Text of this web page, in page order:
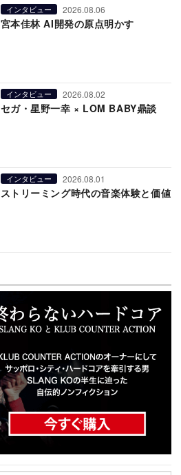
インタビュー 2026.08.06
宮本佳林 AI開発の原点明かす
インタビュー 2026.08.02
セガ・星野一幸 × LOM BABY鼎談
インタビュー 2026.08.01
ストリーミング時代の音楽体験と価値